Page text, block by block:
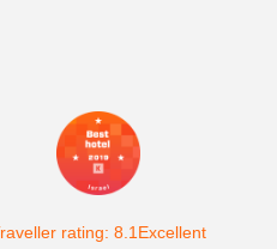
rating: 8.1Excellent